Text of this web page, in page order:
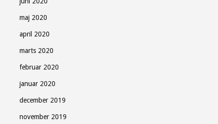
maj 2020
april 2020
marts 2020
februar 2020
januar 2020
december 2019
november 2019